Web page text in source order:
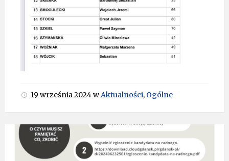
19 września 2024wAktualności, Ogólne